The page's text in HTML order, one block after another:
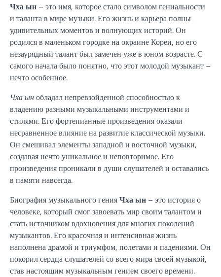
Чха ын – это имя, которое стало символом гениальности
и таланта в мире музыки. Его жизнь и карьера полны
удивительных моментов и волнующих историй. Он
родился в маленьком городке на окраине Кореи, но его
незаурядный талант был замечен уже в юном возрасте. С
самого начала было понятно, что этот молодой музыкант –
нечто особенное.
Чха ынобладал непревзойденной способностью к
владению разными музыкальными инструментами и
стилями. Его фортепианные произведения оказали
несравненное влияние на развитие классической музыки.
Он смешивал элементы западной и восточной музыки,
создавая нечто уникальное и неповторимое. Его
произведения проникали в души слушателей и оставались
в памяти навсегда.
Биография музыкального генияЧха ын – это история о
человеке, который смог завоевать мир своим талантом и
стать источником вдохновения для многих поколений
музыкантов. Его красочная и интенсивная жизнь
наполнена драмой и триумфом, полетами и падениями. Он
покорил сердца слушателей со всего мира своей музыкой,
став настоящим музыкальным гением своего времени.